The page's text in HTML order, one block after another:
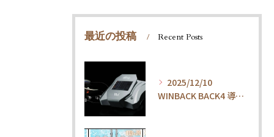
最近の投稿 Recent Posts
2025/12/10
WINBACK BACK4 導入しました。